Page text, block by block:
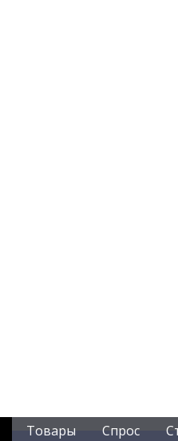
Товары Спрос